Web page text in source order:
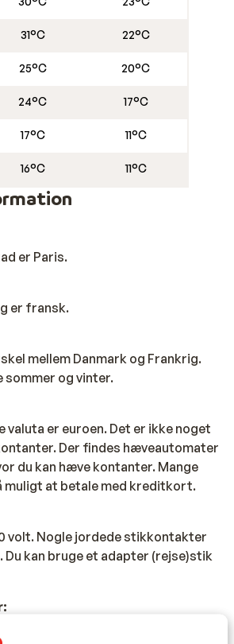
31°C 22°C
25°C 20°C
24°C 17°C
17°C 11°C
16°C 11°C
er Paris.
er fransk.
mellem Danmark og Frankrig.
og vinter.
er euroen. Det er ikke noget
Der findes hæveautomater
du kan hæve kontanter. Mange
muligt at betale med kreditkort.
volt. Nogle jordede stikkontakter
Du kan bruge et adapter (rejse)stik